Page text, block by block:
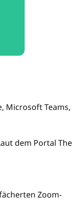
Microsoft Teams,
dem Portal The
Zoom-